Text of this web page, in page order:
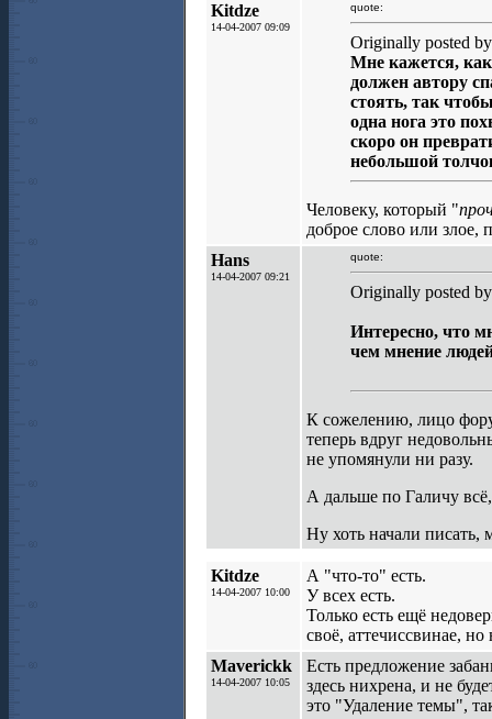
Kitdze
14-04-2007 09:09
quote:
Originally posted
Мне кажется,
должен автору
стоять, так
одна нога это
скоро он
небольшой
Человеку, который "
доброе слово или злое,
Hans
14-04-2007 09:21
quote:
Originally posted
Интересно, что
чем мнение
К сожелению, лицо
теперь вдруг
не упомянули ни разу.
А дальше по Галичу
Ну хоть начали писать,
Kitdze
14-04-2007 10:00
А "что-то" есть.
У всех есть.
Только есть ещё
своё, аттечиссвинае,
Maverickk
14-04-2007 10:05
Есть предложение
здесь нихрена, и не
это "Удаление темы",